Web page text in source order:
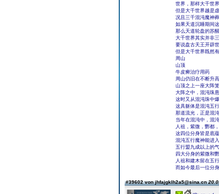
世界，那样大千世
但是大千世界越是
况且三千混沌魔神
如果天道沉睡期间
那么天道轮盘的苏
大千世界其实并非
要说盘古天王开辟
但是大千世界既然
周山
山顶
牛皮癣治疗用药
周山仍旧在不断升
山顶之上一座大阵
大阵之中，混沌珠
这时又从混沌珠中
这具躯体是混沌五
那道流光，正是混
当年在混沌中，混
人祖，紫微，酆都
这四位分身皆是底
混沌五行魔神能进
五行盟九成以上的
四大分身的紫微和
人祖和建木留在五
而如今最后一位分
#39602 von jhfajgklh2a5@sina.cn